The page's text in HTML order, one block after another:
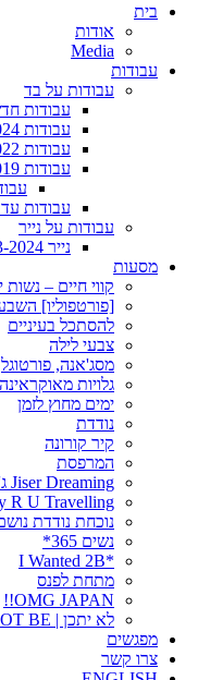
בית
אודות
Media
עבודות
עבודות על בד
עבודות
עבודות 2023-2024
עבודות 2020-2022
עבודות 2018-2019
עבודות עד 2018
עבודות על נייר
נייר 2023-2024
מסעות
קווי חיים – נשות
[פורטפוליו]
להסתכל בעיניים
צבעי לילה
מסג'אנה, פורטוגל
גלויות מאוקראינה
ימים מחוץ לזמן
נודדת
קיר קורונה
המרפסת
Jiser Dreaming ג'סר דרימנג
R U Travelling*
נוכחת נודדת
נשים 365*
*I Wanted 2B
מתחת לפנס
OMG JAPAN!!
לא יתכן | IT CANNOT BE
מפגשים
צרו קשר